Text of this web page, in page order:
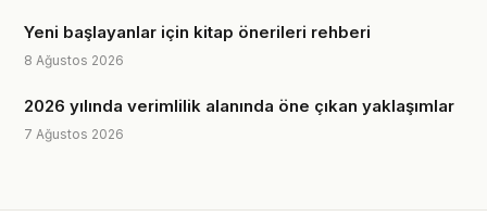
Yeni başlayanlar için kitap önerileri rehberi
8 Ağustos 2026
2026 yılında verimlilik alanında öne çıkan yaklaşımlar
7 Ağustos 2026